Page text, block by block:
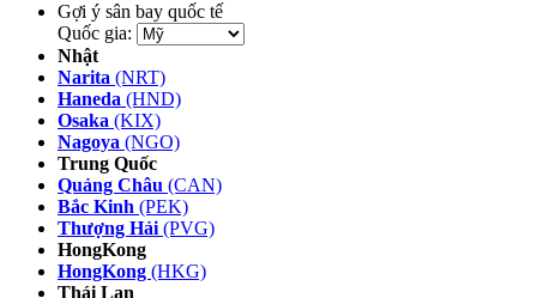
Gợi ý sân bay quốc tế
Quốc gia:
Nhật
Narita (NRT)
Haneda (HND)
Osaka (KIX)
Nagoya (NGO)
Trung Quốc
Quảng Châu (CAN)
Bắc Kinh (PEK)
Thượng Hải (PVG)
HongKong
HongKong (HKG)
Thái Lan